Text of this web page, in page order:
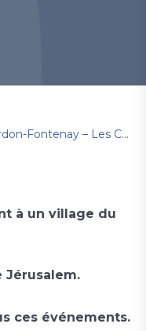
Fontenay – Les Cygnes
à un village du
Jérusalem.
ces événements.